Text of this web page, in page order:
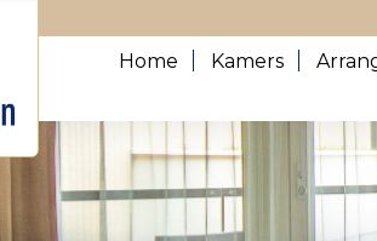
Home Kamers